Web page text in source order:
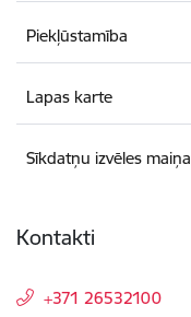
Piekļūstamība
Lapas karte
Sīkdatņu izvēles maiņa
Kontakti
+371 26532100